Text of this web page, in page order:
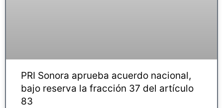
PRI Sonora aprueba acuerdo nacional,
bajo reserva la fracción 37 del artículo
83